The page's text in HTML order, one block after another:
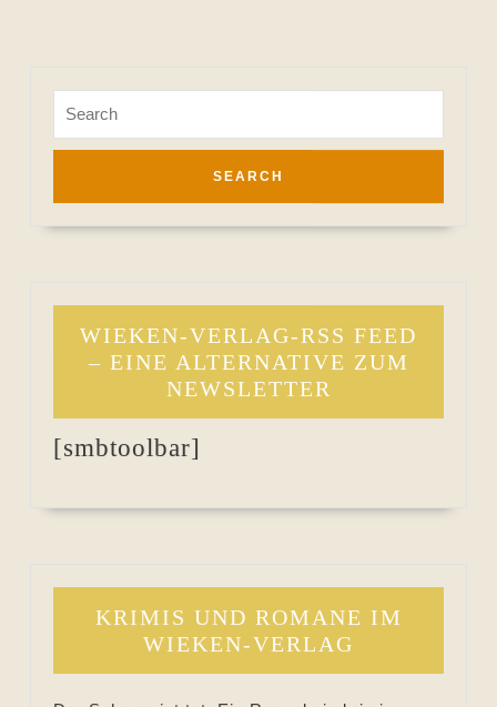
for:
WIEKEN-VERLAG-RSS FEED
– EINE ALTERNATIVE ZUM
NEWSLETTER
[smbtoolbar]
KRIMIS UND ROMANE IM
WIEKEN-VERLAG